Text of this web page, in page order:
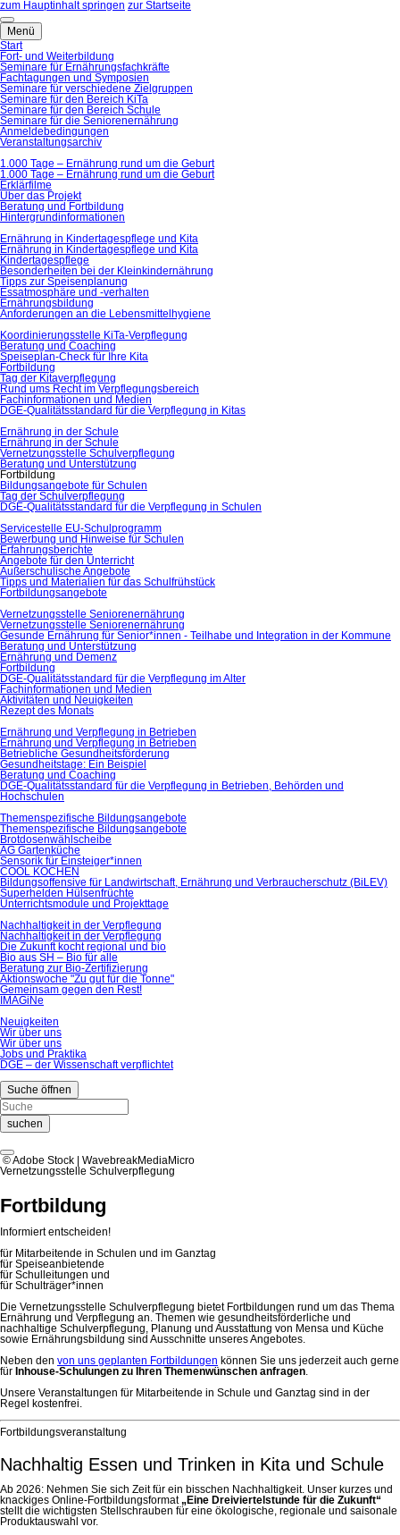
zum Hauptinhalt springen zur Startseite
Menü
Start
Fort- und Weiterbildung
Seminare für Ernährungsfachkräfte
Fachtagungen und Symposien
Seminare für verschiedene Zielgruppen
Seminare für den Bereich KiTa
Seminare für den Bereich Schule
Seminare für die Seniorenernährung
Anmeldebedingungen
Veranstaltungsarchiv
1.000 Tage – Ernährung rund um die Geburt
1.000 Tage – Ernährung rund um die Geburt
Erklärfilme
Über das Projekt
Beratung und Fortbildung
Hintergrundinformationen
Ernährung in Kindertagespflege und Kita
Ernährung in Kindertagespflege und Kita
Kindertagespflege
Besonderheiten bei der Kleinkindernährung
Tipps zur Speisenplanung
Essatmosphäre und -verhalten
Ernährungsbildung
Anforderungen an die Lebensmittelhygiene
Koordinierungsstelle KiTa-Verpflegung
Beratung und Coaching
Speiseplan-Check für Ihre Kita
Fortbildung
Tag der Kitaverpflegung
Rund ums Recht im Verpflegungsbereich
Fachinformationen und Medien
DGE-Qualitätsstandard für die Verpflegung in Kitas
Ernährung in der Schule
Ernährung in der Schule
Vernetzungsstelle Schulverpflegung
Beratung und Unterstützung
Fortbildung
Bildungsangebote für Schulen
Tag der Schulverpflegung
DGE-Qualitätsstandard für die Verpflegung in Schulen
Servicestelle EU-Schulprogramm
Bewerbung und Hinweise für Schulen
Erfahrungsberichte
Angebote für den Unterricht
Außerschulische Angebote
Tipps und Materialien für das Schulfrühstück
Fortbildungsangebote
Vernetzungsstelle Seniorenernährung
Vernetzungsstelle Seniorenernährung
Gesunde Ernährung für Senior*innen - Teilhabe und Integration in der Kommune
Beratung und Unterstützung
Ernährung und Demenz
Fortbildung
DGE-Qualitätsstandard für die Verpflegung im Alter
Fachinformationen und Medien
Aktivitäten und Neuigkeiten
Rezept des Monats
Ernährung und Verpflegung in Betrieben
Ernährung und Verpflegung in Betrieben
Betriebliche Gesundheitsförderung
Gesundheitstage: Ein Beispiel
Beratung und Coaching
DGE-Qualitätsstandard für die Verpflegung in Betrieben, Behörden und
Hochschulen
Themenspezifische Bildungsangebote
Themenspezifische Bildungsangebote
Brotdosenwählscheibe
AG Gartenküche
Sensorik für Einsteiger*innen
COOL KOCHEN
Bildungsoffensive für Landwirtschaft, Ernährung und Verbraucherschutz (BiLEV)
Superhelden Hülsenfrüchte
Unterrichtsmodule und Projekttage
Nachhaltigkeit in der Verpflegung
Nachhaltigkeit in der Verpflegung
Die Zukunft kocht regional und bio
Bio aus SH – Bio für alle
Beratung zur Bio-Zertifizierung
Aktionswoche "Zu gut für die Tonne"
Gemeinsam gegen den Rest!
IMAGiNe
Neuigkeiten
Wir über uns
Wir über uns
Jobs und Praktika
DGE – der Wissenschaft verpflichtet
Suche öffnen
suchen
© Adobe Stock | WavebreakMediaMicro
Vernetzungsstelle Schulverpflegung
Fortbildung
Informiert entscheiden!
für Mitarbeitende in Schulen und im Ganztag
für Speiseanbietende
für Schulleitungen und
für Schulträger*innen
Die Vernetzungsstelle Schulverpflegung bietet Fortbildungen rund um das Thema
Ernährung und Verpflegung an. Themen wie gesundheitsförderliche und
nachhaltige Schulverpflegung, Planung und Ausstattung von Mensa und Küche
sowie Ernährungsbildung sind Ausschnitte unseres Angebotes.
Neben den von uns geplanten Fortbildungen können Sie uns jederzeit auch gerne
für Inhouse-Schulungen zu Ihren Themenwünschen anfragen.
Unsere Veranstaltungen für Mitarbeitende in Schule und Ganztag sind in der
Regel kostenfrei.
Fortbildungsveranstaltung
Nachhaltig Essen und Trinken in Kita und Schule
Ab 2026: Nehmen Sie sich Zeit für ein bisschen Nachhaltigkeit. Unser kurzes und
knackiges Online-Fortbildungsformat„Eine Dreiviertelstunde für die Zukunft“
stellt die wichtigsten Stellschrauben für eine ökologische, regionale und saisonale
Produktauswahl vor.